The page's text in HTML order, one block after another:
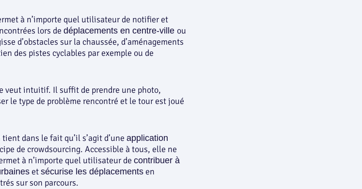
à n’importe quel utilisateur de notifier et
lors de déplacements en centre-ville ou
d’obstacles sur la chaussée, d’aménagements
des pistes cyclables par exemple ou de
veut intuitif. Il suffit de prendre une photo,
le type de problème rencontré et le tour est joué
dans le fait qu’il s’agit d’une application
de crowdsourcing. Accessible à tous, elle ne
à n’importe quel utilisateur de contribuer à
et sécurise les déplacements en
sur son parcours.